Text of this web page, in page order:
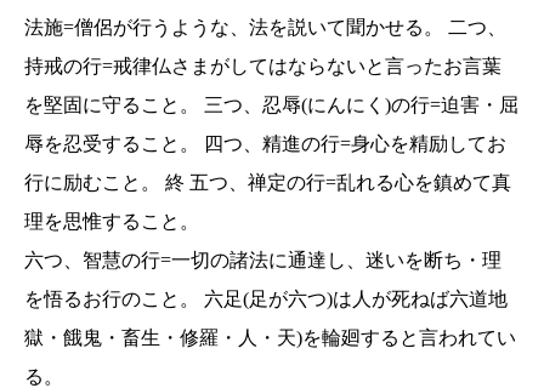
法施=僧侶が行うような、法を説いて聞かせる。 二つ、
持戒の行=戒律仏さまがしてはならないと言ったお言葉
を堅固に守ること。 三つ、忍辱(にんにく)の行=迫害・屈
辱を忍受すること。 四つ、精進の行=身心を精励してお
行に励むこと。 終 五つ、禅定の行=乱れる心を鎮めて真
理を思惟すること。
六つ、智慧の行=一切の諸法に通達し、迷いを断ち・理
を悟るお行のこと。 六足(足が六つ)は人が死ねば六道地
獄・餓鬼・畜生・修羅・人・天)を輪廻すると言われてい
る。